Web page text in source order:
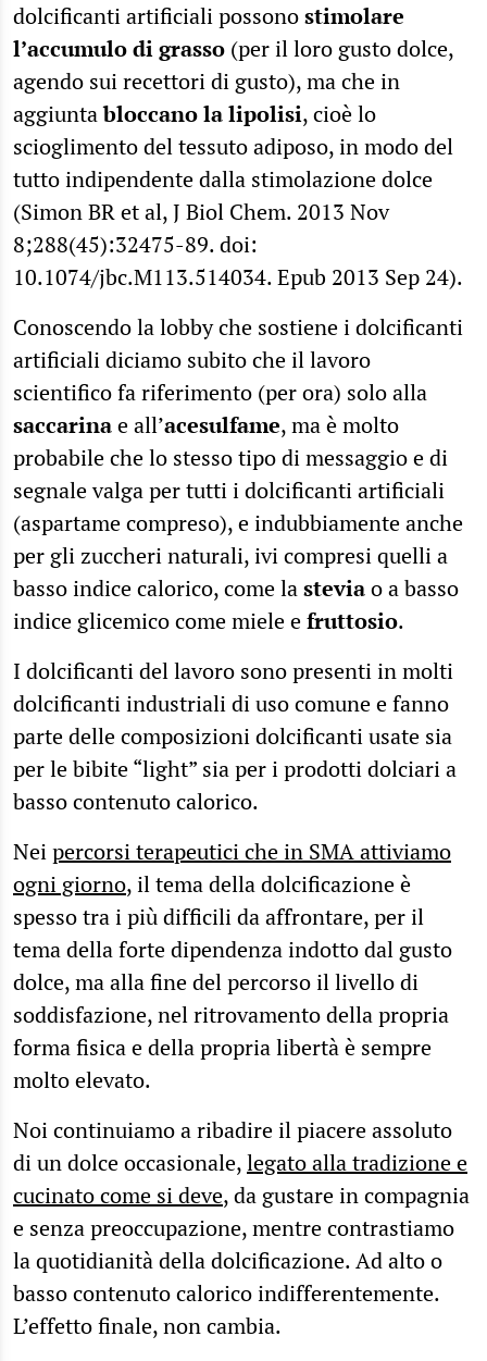
dolcificanti artificiali possonostimolare
l’accumulo di grasso (per il loro gusto dolce,
agendo sui recettori di gusto), ma che in
aggiuntabloccano la lipolisi, cioè lo
scioglimento del tessuto adiposo, in modo del
tutto indipendente dalla stimolazione dolce
(Simon BR et al, J Biol Chem. 2013 Nov
8;288(45):32475-89. doi:
10.1074/jbc.M113.514034. Epub 2013 Sep 24).
Conoscendo la lobby che sostiene i dolcificanti
artificiali diciamo subito che il lavoro
scientifico fa riferimento (per ora) solo alla
saccarinae all’acesulfame, ma è molto
probabile che lo stesso tipo di messaggio e di
segnale valga per tutti i dolcificanti artificiali
(aspartame compreso), e indubbiamente anche
per gli zuccheri naturali, ivi compresi quelli a
basso indice calorico, come lasteviao a basso
indice glicemico come miele efruttosio.
I dolcificanti del lavoro sono presenti in molti
dolcificanti industriali di uso comune e fanno
parte delle composizioni dolcificanti usate sia
per le bibite “light” sia per i prodotti dolciari a
basso contenuto calorico.
Neipercorsi terapeutici che in SMA attiviamo
ogni giorno, il tema della dolcificazione è
spesso tra i più difficili da affrontare, per il
tema della forte dipendenza indotto dal gusto
dolce, ma alla fine del percorso il livello di
soddisfazione, nel ritrovamento della propria
forma fisica e della propria libertà è sempre
molto elevato.
Noi continuiamo a ribadire il piacere assoluto
di un dolce occasionale,legato alla tradizione e
cucinato come si deve, da gustare in compagnia
e senza preoccupazione, mentre contrastiamo
la quotidianità della dolcificazione. Ad alto o
basso contenuto calorico indifferentemente.
L’effetto finale, non cambia.